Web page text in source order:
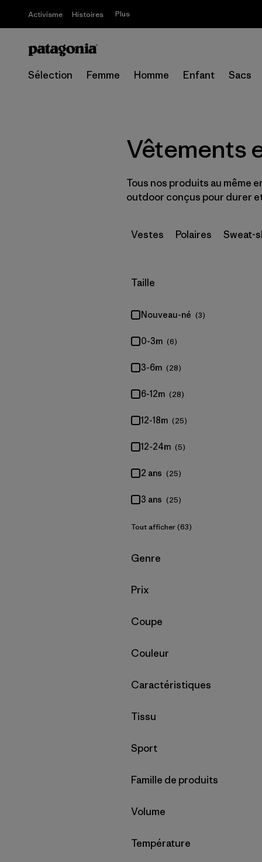
Activisme Histoires Plus
Sélection Femme Homme Enfant Sacs
Vêtements
Tous nos produits au même
outdoor conçus pour durer
Vestes Polaires Sweat-
Filtrer par
Taille
Nouveau-né (3)
0-3m (6)
3-6m (28)
6-12m (28)
12-18m (25)
12-24m (5)
2 ans (25)
3 ans (25)
Tout afficher (63)
Filtrer par
Genre
Filtrer par
Prix
Filtrer par
Coupe
Filtrer par
Couleur
Filtrer par
Caractéristiques
Filtrer par
Tissu
Filtrer par
Sport
Filtrer par
Famille de produits
Filtrer par
Volume
Filtrer par
Température